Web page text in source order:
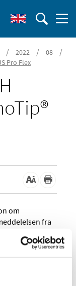
/ 2022 / 08 /
Pro Flex
om
fra